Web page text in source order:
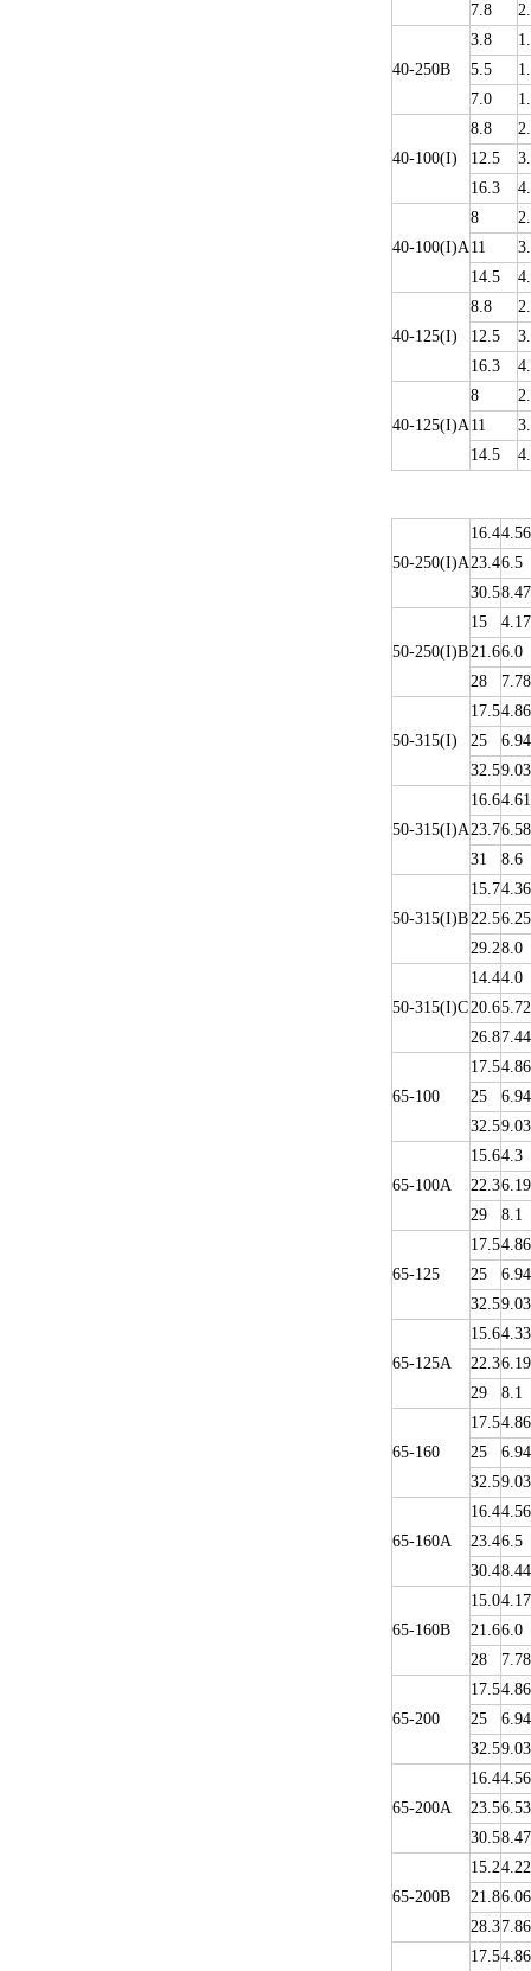
7.8
40-250B
3.8
5.5
7.0
40-100(I)
8.8
12.5
16.3
40-100(I)A
8
11
14.5
40-125(I)
8.8
12.5
16.3
40-125(I)A
8
11
14.5
50-250(I)A
16.44.56
23.46.5
30.58.47
50-250(I)B
15
4.17
21.66.0
28
7.78
50-315(I)
17.54.86
25
6.94
32.59.03
50-315(I)A
16.64.61
23.76.58
31
8.6
50-315(I)B
15.74.36
22.56.25
29.28.0
50-315(I)C
14.44.0
20.65.72
26.87.44
65-100
17.54.86
25
6.94
32.59.03
65-100A
15.64.3
22.36.19
29
8.1
65-125
17.54.86
25
6.94
32.59.03
65-125A
15.64.33
22.36.19
29
8.1
65-160
17.54.86
25
6.94
32.59.03
65-160A
16.44.56
23.46.5
30.48.44
65-160B
15.04.17
21.66.0
28
7.78
65-200
17.54.86
25
6.94
32.59.03
65-200A
16.44.56
23.56.53
30.58.47
65-200B
15.24.22
21.86.06
28.37.86
17.54.86